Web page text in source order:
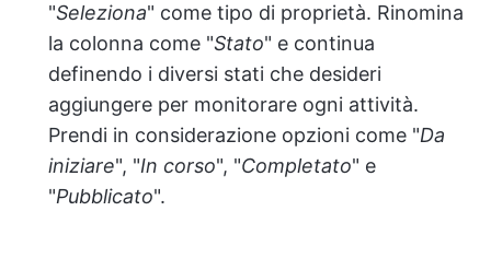
"Seleziona" come tipo di proprietà. Rinomina
la colonna come "Stato" e continua
definendo i diversi stati che desideri
aggiungere per monitorare ogni attività.
Prendi in considerazione opzioni come "Da
iniziare", "In corso", "Completato" e
"Pubblicato".